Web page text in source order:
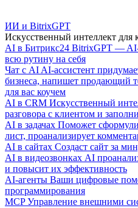
ИИ и BitrixGPT
Искусственный интеллект для
AI в Битрикс24 BitrixGPT —
всю рутину на себя
Чат с AI AI-ассистент
бизнеса, напишет продающий
для вас коучем
AI в CRM Искусственный
разговора с клиентом и
AI в задачах Поможет
лист, проанализирует
AI в сайтах Создаст сайт за
AI в видеозвонках AI
и повысит их эффективность
AI-агенты Ваши цифровые
программирования
MCP Управление внешними